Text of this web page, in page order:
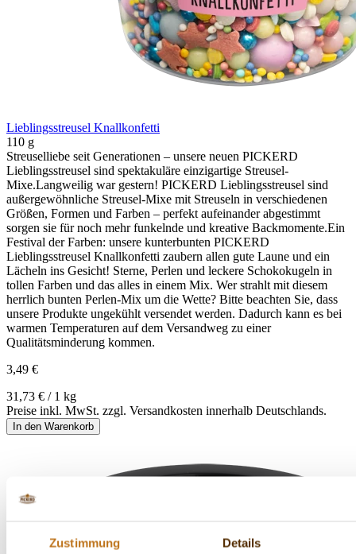
Zustimmung Details
Lieblingsstreusel Knallkonfetti
110 g
Streuselliebe seit Generationen – unsere neuen PICKERD
Lieblingsstreusel sind spektakuläre einzigartige Streusel-
Mixe.Langweilig war gestern! PICKERD Lieblingsstreusel sind
außergewöhnliche Streusel-Mixe mit Streuseln in verschiedenen
Größen, Formen und Farben – perfekt aufeinander abgestimmt
sorgen sie für noch mehr funkelnde und kreative Backmomente.Ein
Festival der Farben: unsere kunterbunten PICKERD
Lieblingsstreusel Knallkonfetti zaubern allen gute Laune und ein
Lächeln ins Gesicht! Sterne, Perlen und leckere Schokokugeln in
tollen Farben und das alles in einem Mix. Wer strahlt mit diesem
herrlich bunten Perlen-Mix um die Wette? Bitte beachten Sie, dass
unsere Produkte ungekühlt versendet werden. Dadurch kann es bei
warmen Temperaturen auf dem Versandweg zu einer
Qualitätsminderung kommen.
3,49 €
31,73 € / 1 kg
Preise inkl. MwSt. zzgl. Versandkosten innerhalb Deutschlands.
In den Warenkorb